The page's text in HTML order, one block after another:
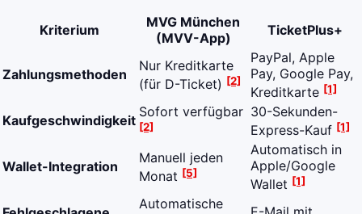
Kriterium
MVG München
(MVV-App)
TicketPlus+
Zahlungsmethoden
Nur Kreditkarte
(für D-Ticket) [2]
PayPal, Apple
Pay, Google Pay,
Kreditkarte [1]
Kaufgeschwindigkeit
Sofort verfügbar
[2]
30-Sekunden-
Express-Kauf [1]
Wallet-Integration
Manuell jeden
Monat [5]
Automatisch in
Apple/Google
Wallet [1]
Automatische